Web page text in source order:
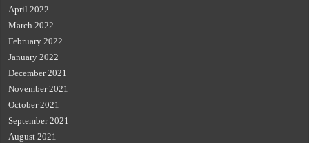
April 2022
March 2022
February 2022
January 2022
December 2021
November 2021
October 2021
September 2021
August 2021